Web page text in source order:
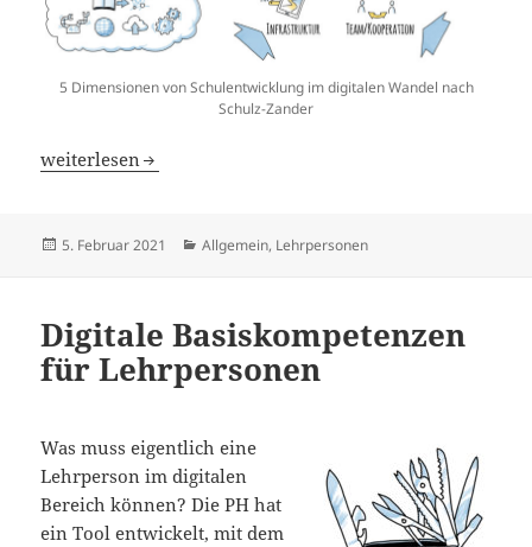
5 Dimensionen von Schulentwicklung im digitalen Wandel nach
Schulz-Zander
Kompass für den digitalen Wandel
weiterlesen
Veröffentlicht
5. Februar 2021 Kategorien
Allgemein, Lehrpersonen
Digitale Basiskompetenzen
für Lehrpersonen
Was muss eigentlich eine
Lehrperson im digitalen
Bereich können? Die PH hat
ein Tool entwickelt, mit dem